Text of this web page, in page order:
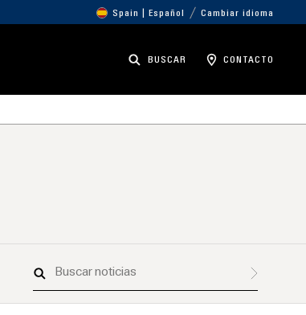
Spain | Español Cambiar idioma
BUSCAR CONTACTO
Buscar